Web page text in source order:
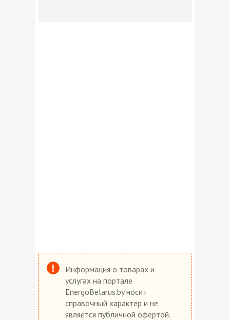
Информация о товарах и
услугах на портале
EnergoBelarus.by носит
справочный характер и не
является публичной офертой.